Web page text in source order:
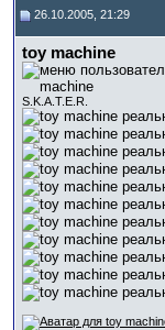
26.10.2005, 21:29
toy machine
S.K.A.T.E.R.